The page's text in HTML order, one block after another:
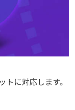
に対応します。